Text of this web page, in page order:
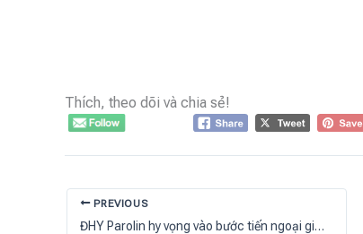
Thích, theo dõi và chia sẻ!
PREVIOUS
ĐHY Parolin hy vọng vào bước tiến ngoại giao giữa Tòa Thánh và Trung Quốc